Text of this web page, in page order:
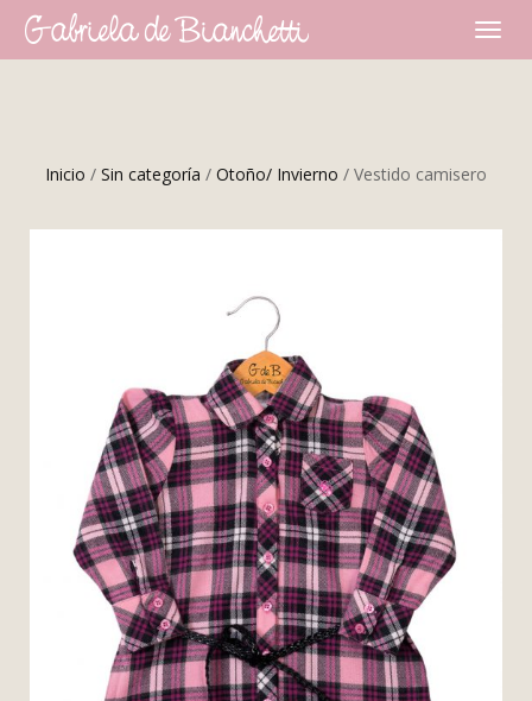
Inicio / Sin categoría / Otoño/ Invierno / Vestido camisero